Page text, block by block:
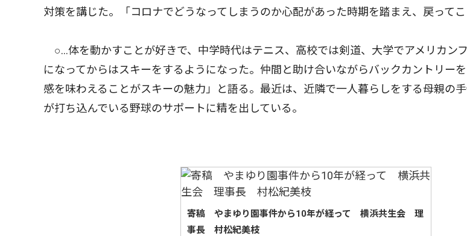
対策を講じた。「コロナでどうなってしまうのか心配があった時期を踏まえ、戻ってこ
○…体を動かすことが好きで、中学時代はテニス、高校では剣道、大学でアメリカン
になってからはスキーをするようになった。仲間と助け合いながらバックカントリー
感を味わえることがスキーの魅力」と語る。最近は、近隣で一人暮らしをする母親の
が打ち込んでいる野球のサポートに精を出している。
寄稿 やまゆり園事件から10年が経って 横浜共生会 理
事長 村松紀美枝